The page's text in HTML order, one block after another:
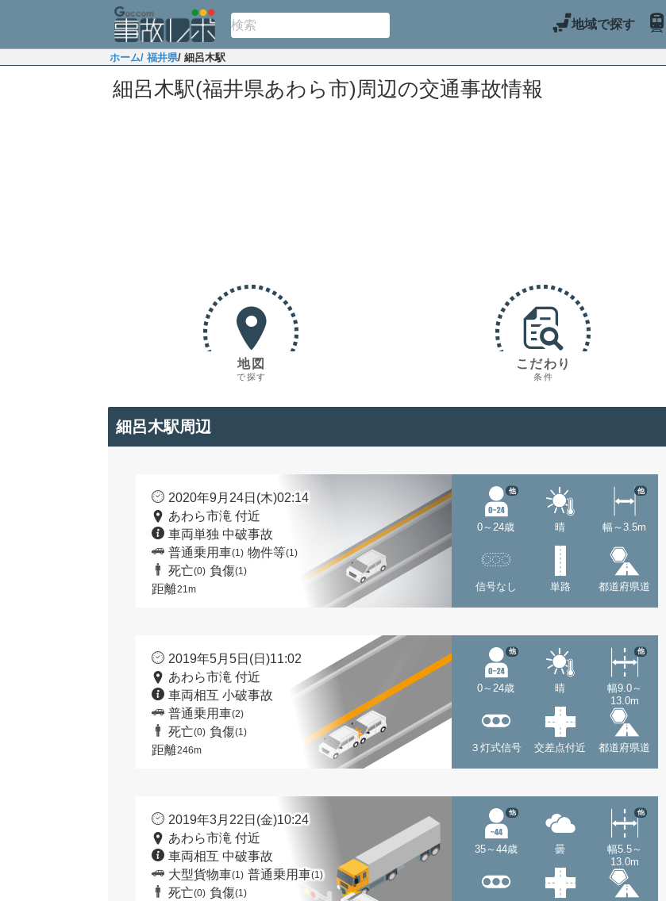
地域で探す
ホーム/ 福井県/ 細呂木駅
細呂木駅(福井県あわら市)周辺の交通事故情報
地図
で探す
こだわり
条件
細呂木駅周辺
2020年9月24日(木)02:14
あわら市滝 付近
車両単独 中破事故
普通乗用車(1) 物件等(1)
死亡(0) 負傷(1)
距離21m
0～24歳
他
晴 幅～3.5m
他
信号なし 単路 都道府県道
2019年5月5日(日)11:02
あわら市滝 付近
車両相互 小破事故
普通乗用車(2)
死亡(0) 負傷(1)
距離246m
0～24歳
他
晴
幅9.0～
13.0m
他
３灯式信号 交差点付近 都道府県道
2019年3月22日(金)10:24
あわら市滝 付近
車両相互 中破事故
大型貨物車(1) 普通乗用車(1)
死亡(0) 負傷(1)
35～44歳
他
曇
幅5.5～
13.0m
他